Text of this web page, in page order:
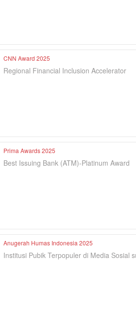
CNN Award 2025
Regional Financial Inclusion Accelerator
Prima Awards 2025
Best Issuing Bank (ATM)-Platinum Award
Anugerah Humas Indonesia 2025
Institusi Pubik Terpopuler di Media Sosial